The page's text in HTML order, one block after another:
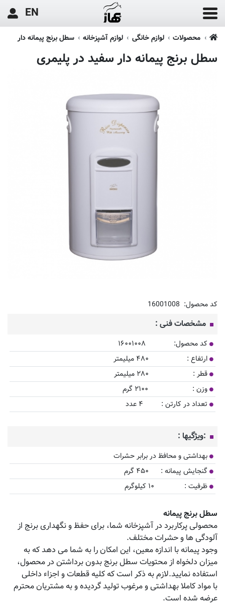
EN
محصولات لوازم خانگی لوازم آشپزخانه سطل برنج پیمانه دار
سطل برنج پیمانه دار سفید در پلیمری
کد محصول: 16001008
مشخصات فنی :
کد محصول: ۱۶۰۰۱۰۰۸
ارتفاع : ۴۸۰ میلیمتر
قطر : ۲۸۰ میلیمتر
وزن : ۲۱۰۰ گرم
تعداد در کارتن : ۴ عدد
:ویژگیها :
بهداشتی و محافظ در برابر حشرات
گنجایش پیمانه : ۴۵۰ گرم
ظرفیت : ۱۰ کیلوگرم
سطل برنج پیمانه
محصولی پرکاربرد در آشپزخانه شما، برای حفظ و نگهداری برنج از
آلودگی ها و حشرات مختلف.
وجود پیمانه با اندازه معین، این امکان را به شما می دهد که به
میزان دلخواه از محتویات سطل برنج بدون برداشتن در محصول،
استفاده نمایید.لازم به ذکر است که کلیه قطعات و اجزاء داخلی
با مواد کاملا بهداشتی و مرغوب تولید گردیده و به مشتریان محترم
عرضه شده است.